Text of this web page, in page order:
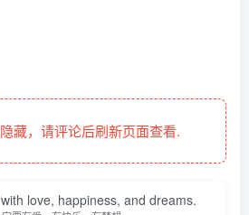
藏，请评论后刷新页面查看.
love, happiness, and dreams.